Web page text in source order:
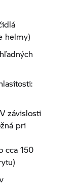
helmy)
závislosti
pri
cca 150